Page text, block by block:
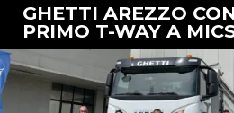
GHETTI AREZZO
PRIMO T-WAY A